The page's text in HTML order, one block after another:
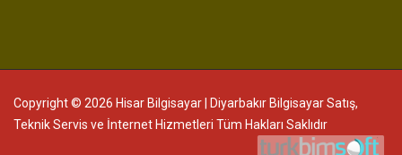
Copyright © 2026 Hisar Bilgisayar | Diyarbakır Bilgisayar Satış,
Teknik Servis ve İnternet Hizmetleri Tüm Hakları Saklıdır